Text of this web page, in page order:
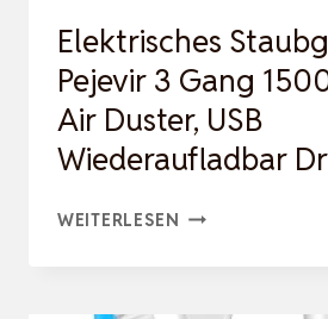
EINSTELLBARE
M…
Elektrisches
Pejevir 3 Gang
Air Duster, USB
Wiederaufladbar
WEITERLESEN ELEKTRISCHES